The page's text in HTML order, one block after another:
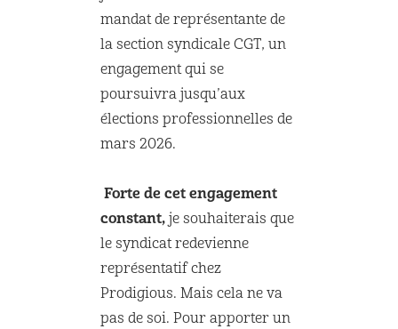
mandat de représentante de
la section syndicale CGT, un
engagement qui se
poursuivra jusqu’aux
élections professionnelles de
mars 2026.
Forte de cet engagement
constant, je souhaiterais que
le syndicat redevienne
représentatif chez
Prodigious. Mais cela ne va
pas de soi. Pour apporter un